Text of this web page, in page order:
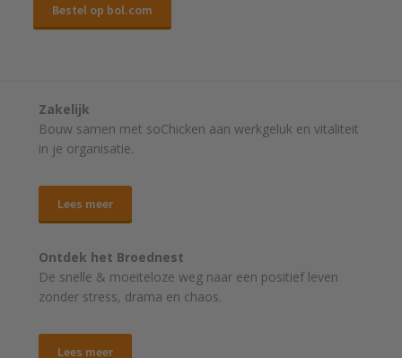
Bestel op bol.com
Zakelijk
Bouw samen met soChicken aan werkgeluk en vitaliteit
in je organisatie.
Lees meer
Ontdek het Broednest
De snelle & moeiteloze weg naar een positief leven
zonder stress, drama en chaos.
Lees meer